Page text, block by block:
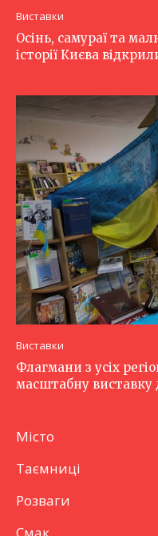
Виставки
Осінь, самураї та
історії Києва
Виставки
Флагмани з усіх
масштабну виставку
Місто
Таємниці
Розваги
Смак